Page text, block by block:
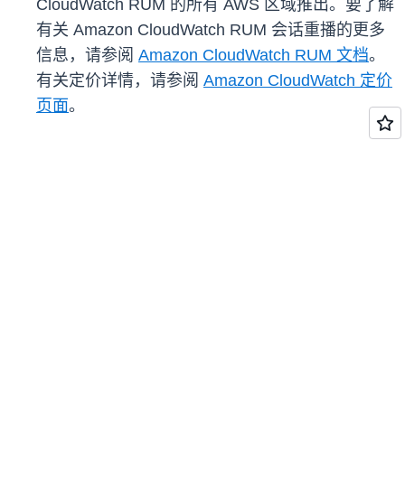
CloudWatch RUM 的所有 AWS 区域推出。要了解
有关 Amazon CloudWatch RUM 会话重播的更多
信息，请参阅 Amazon CloudWatch RUM 文档。
有关定价详情，请参阅 Amazon CloudWatch 定价
页面。